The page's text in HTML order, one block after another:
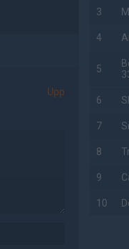
Upp
3
4
5
6
7
8
9
10